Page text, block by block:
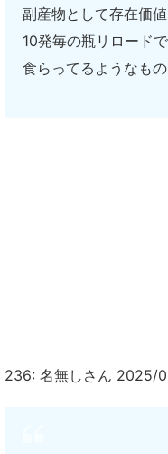
副産物として存在価
10発毎の瓶リロード
食らってるようなも
236: 名無しさん 2025/